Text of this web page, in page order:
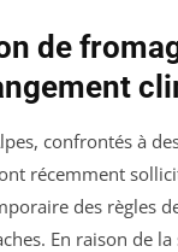
de
confrontés à
récemment
des règles
En raison de la